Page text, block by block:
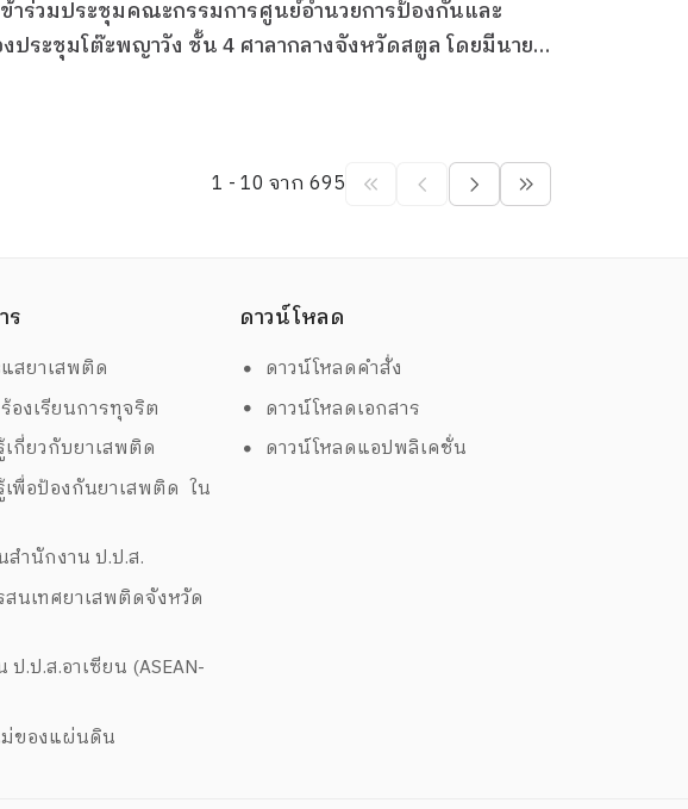
ระชุมโต๊ะพญาวัง ชั้น 4 ศาลากลางจังหวัดสตูล โดยมีนาย
1 - 10 จาก 695
ร
สยาเสพติด
องเรียนการทุจริต
กี่ยวกับยาเสพติด
เพื่อป้องกันยาเสพติด ใน
สำนักงาน ป.ป.ส.
สนเทศยาเสพติดจังหวัด
ป.ป.ส.อาเซียน (ASEAN-
ของแผ่นดิน
ดาวน์โหลด
ดาวน์โหลดคำสั่ง
ดาวน์โหลดเอกสาร
ดาวน์โหลดแอปพลิเคชั่น